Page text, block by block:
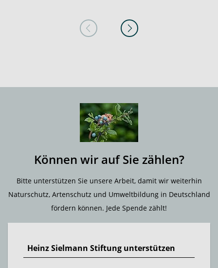
Können wir auf Sie zählen?
Bitte unterstützen Sie unsere Arbeit, damit wir weiterhin
Naturschutz, Artenschutz und Umweltbildung in Deutschland
fördern können. Jede Spende zählt!